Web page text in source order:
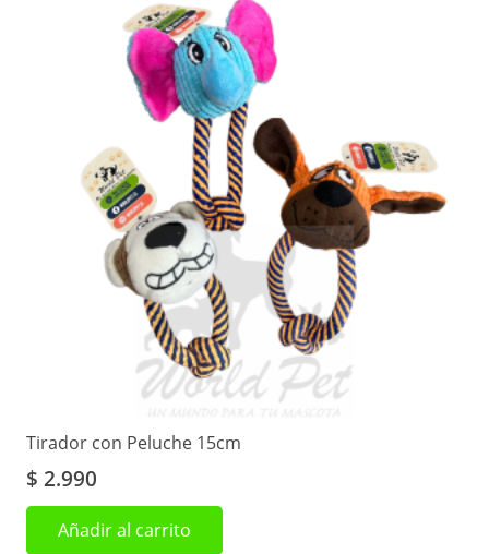
Tirador con Peluche 15cm
$ 2.990
Añadir al carrito